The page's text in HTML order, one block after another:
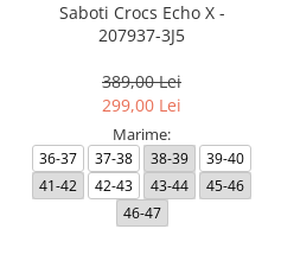
Saboti Crocs Echo X -
207937-3J5
389,00 Lei
299,00 Lei
Marime:
36-37 37-38 38-39
39-40
41-42
42-43 43-44
45-46
46-47